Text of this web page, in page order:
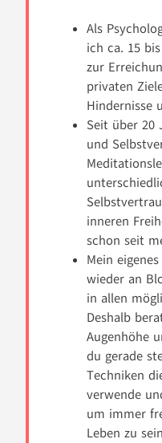
Als
ich ca. 15
zur
privaten
Hindernisse
Seit über 20
und
inneren
schon seit
Mein
wieder an
in allen
Deshalb
Augenhöhe
du gerade
Techniken
verwende
um immer
Leben zu